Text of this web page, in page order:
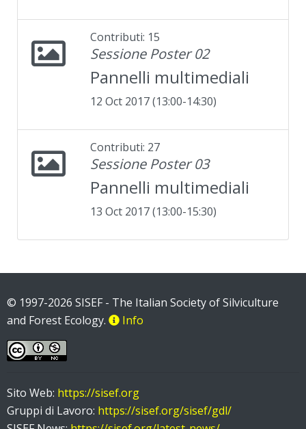
Contributi: 15
Sessione Poster 02
Pannelli multimediali
12 Oct 2017 (13:00-14:30)
Contributi: 27
Sessione Poster 03
Pannelli multimediali
13 Oct 2017 (13:00-15:30)
© 1997-2026 SISEF - The Italian Society of Silviculture
and Forest Ecology.
Info
Sito Web: https://sisef.org
Gruppi di Lavoro: https://sisef.org/sisef/gdl/